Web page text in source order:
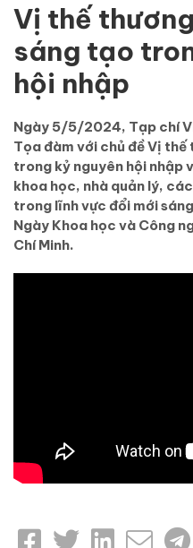
Vị thế
sáng tạo
hội nhập
Ngày 5/5/2024, Tạp chí
Tọa đàm với chủ đề Vị
trong kỷ nguyên hội nhập
khoa học, nhà quản lý,
trong lĩnh vực đổi mới
Ngày Khoa học và Công
Chí Minh.